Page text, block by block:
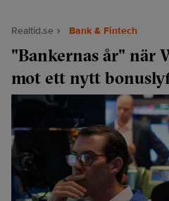
Realtid.se Bank & Fintech
"Bankernas år" när
mot ett nytt